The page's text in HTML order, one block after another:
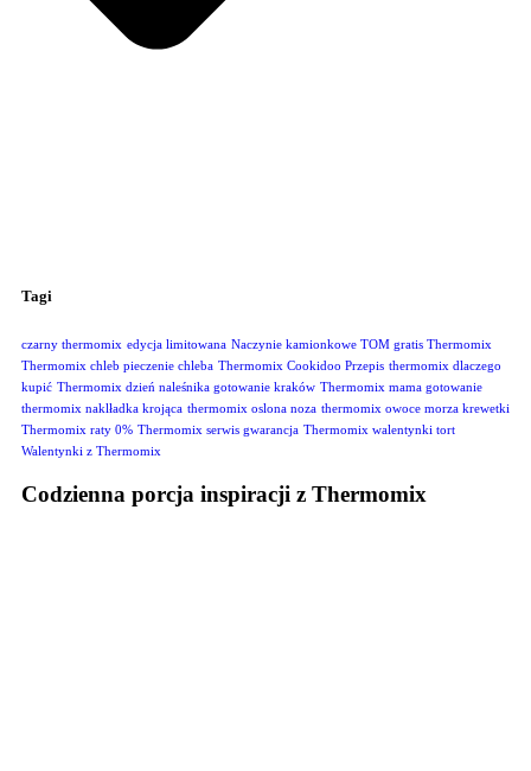
Tagi
czarny thermomix edycja limitowana Naczynie kamionkowe TOM gratis Thermomix
Thermomix chleb pieczenie chleba Thermomix Cookidoo Przepis thermomix dlaczego
kupić Thermomix dzień naleśnika gotowanie kraków Thermomix mama gotowanie
thermomix naklładka krojąca thermomix oslona noza thermomix owoce morza krewetki
Thermomix raty 0% Thermomix serwis gwarancja Thermomix walentynki tort
Walentynki z Thermomix
Codzienna porcja inspiracji z Thermomix